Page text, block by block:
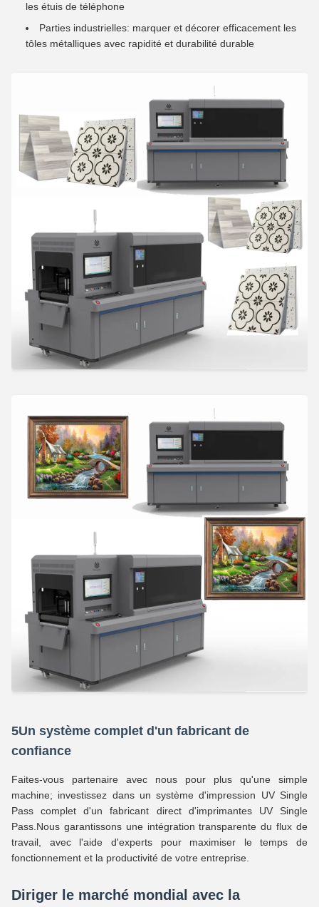
les étuis de téléphone
Parties industrielles: marquer et décorer efficacement les
tôles métalliques avec rapidité et durabilité durable
5Un système complet d'un fabricant de
confiance
Faites-vous partenaire avec nous pour plus qu'une simple
machine; investissez dans un système d'impression UV Single
Pass complet d'un fabricant direct d'imprimantes UV Single
Pass.Nous garantissons une intégration transparente du flux de
travail, avec l'aide d'experts pour maximiser le temps de
fonctionnement et la productivité de votre entreprise.
Diriger le marché mondial avec la